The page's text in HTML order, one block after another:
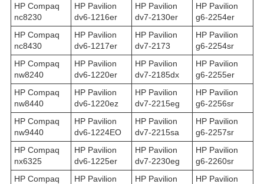
HP Compaq
nc8230
HP Pavilion
dv6-1216er
HP Pavilion
dv7-2130er
HP Pavilion
g6-2254er
HP Compaq
nc8430
HP Pavilion
dv6-1217er
HP Pavilion
dv7-2173
HP Pavilion
g6-2254sr
HP Compaq
nw8240
HP Pavilion
dv6-1220er
HP Pavilion
dv7-2185dx
HP Pavilion
g6-2255er
HP Compaq
nw8440
HP Pavilion
dv6-1220ez
HP Pavilion
dv7-2215eg
HP Pavilion
g6-2256sr
HP Compaq
nw9440
HP Pavilion
dv6-1224EO
HP Pavilion
dv7-2215sa
HP Pavilion
g6-2257sr
HP Compaq
nx6325
HP Pavilion
dv6-1225er
HP Pavilion
dv7-2230eg
HP Pavilion
g6-2260sr
HP Compaq
HP Pavilion
HP Pavilion
HP Pavilion